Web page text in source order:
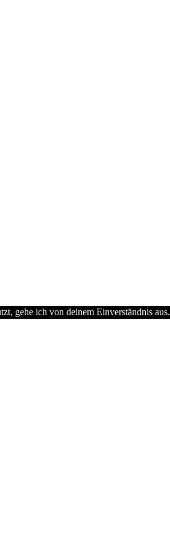
gehe ich von deinem Einverständnis aus.